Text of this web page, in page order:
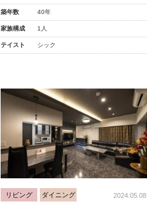
築年数 40年
家族構成 1人
テイスト シック
リビング ダイニング 2024.05.08